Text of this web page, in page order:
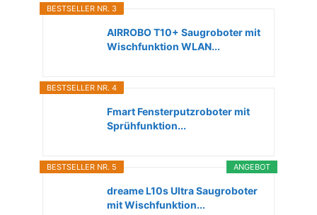
BESTSELLER NR. 3
AIRROBO T10+ Saugroboter mit
Wischfunktion WLAN...
BESTSELLER NR. 4
Fmart Fensterputzroboter mit
Sprühfunktion...
ANGEBOT
BESTSELLER NR. 5
dreame L10s Ultra Saugroboter
mit Wischfunktion...